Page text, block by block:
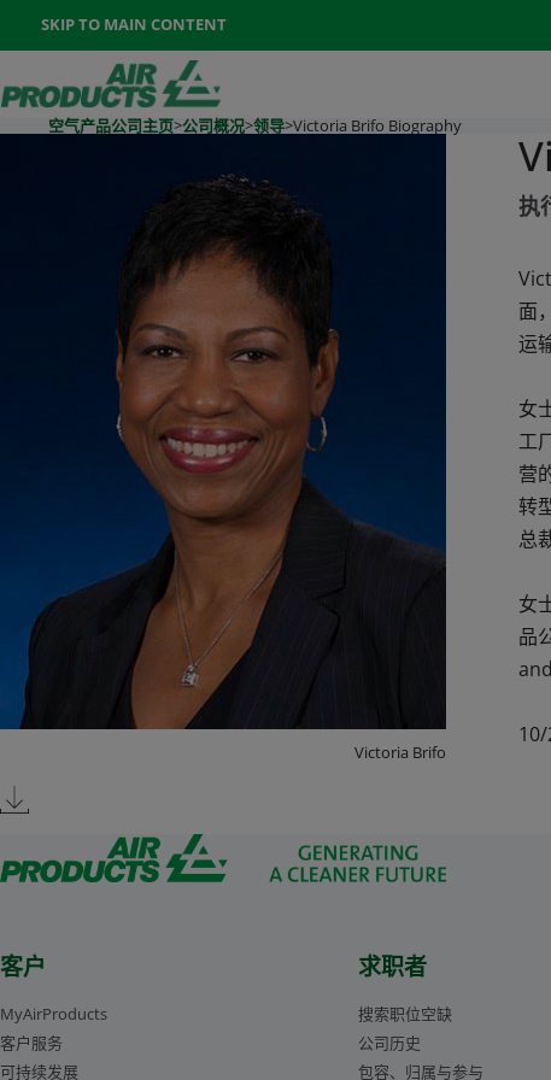
SKIP TO MAIN CONTENT
Once the menu is open you can move between options with
400-888-7662 联系我们
Go To Home Page
空气产品公司主页>公司概况>领导>Victoria Brifo Biography
Victoria Brifo
执
面
运
女
工
营
转
总
女
品
客户
MyAirProducts
客户服务
可持续发展
求职者
搜索职位空缺
公司历史
包容、归属与参与